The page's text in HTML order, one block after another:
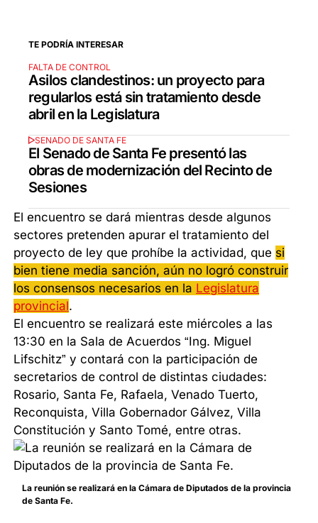
TE PODRÍA INTERESAR
FALTA DE CONTROL
Asilos clandestinos: un proyecto para
regularlos está sin tratamiento desde
abril en la Legislatura
SENADO DE SANTA FE
El Senado de Santa Fe presentó las
obras de modernización del Recinto de
Sesiones
El encuentro se dará mientras desde algunos
sectores pretenden apurar el tratamiento del
proyecto de ley que prohíbe la actividad, que si
bien tiene media sanción, aún no logró construir
los consensos necesarios en la Legislatura
provincial.
El encuentro se realizará este miércoles a las
13:30 en la Sala de Acuerdos “Ing. Miguel
Lifschitz” y contará con la participación de
secretarios de control de distintas ciudades:
Rosario, Santa Fe, Rafaela, Venado Tuerto,
Reconquista, Villa Gobernador Gálvez, Villa
Constitución y Santo Tomé, entre otras.
La reunión se realizará en la Cámara de Diputados de la provincia
de Santa Fe.